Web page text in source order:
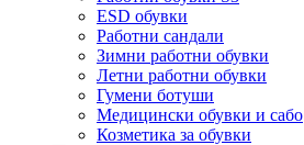
ESD обувки
Работни сандали
Зимни работни обувки
Летни работни обувки
Гумени ботуши
Медицински обувки и сабо
Козметика за обувки